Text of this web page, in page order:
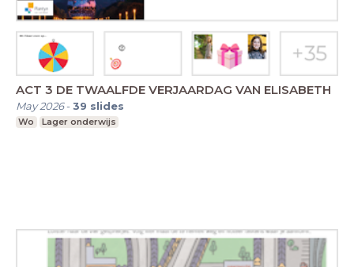
ACT 3 DE TWAALFDE VERJAARDAG VAN ELISABETH
May 2026-39 slides
Wo Lager onderwijs